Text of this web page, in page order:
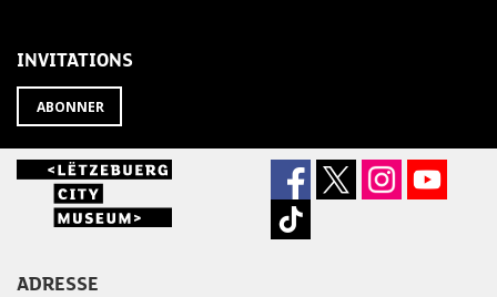
INVITATIONS
ABONNER
ADRESSE